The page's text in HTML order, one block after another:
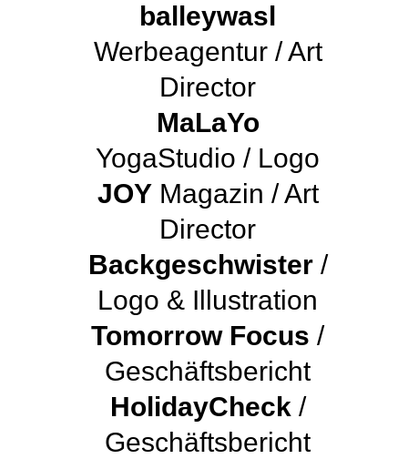
balleywasl
Werbeagentur / Art
Director
MaLaYo
YogaStudio / Logo
JOYMagazin / Art
Director
Backgeschwister/
Logo & Illustration
Tomorrow Focus /
Geschäftsbericht
HolidayCheck /
Geschäftsbericht